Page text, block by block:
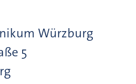
Würzburg
5